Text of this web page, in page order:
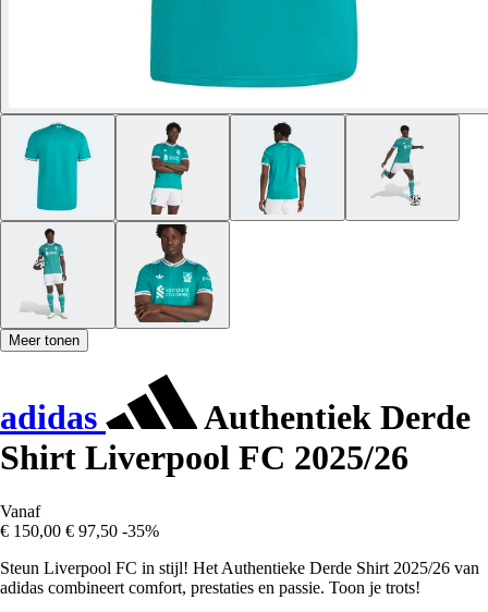
Meer tonen
adidas
Authentiek Derde
Shirt Liverpool FC 2025/26
Vanaf
€ 150,00 € 97,50 -35%
Steun Liverpool FC in stijl! Het Authentieke Derde Shirt 2025/26 van
adidas combineert comfort, prestaties en passie. Toon je trots!